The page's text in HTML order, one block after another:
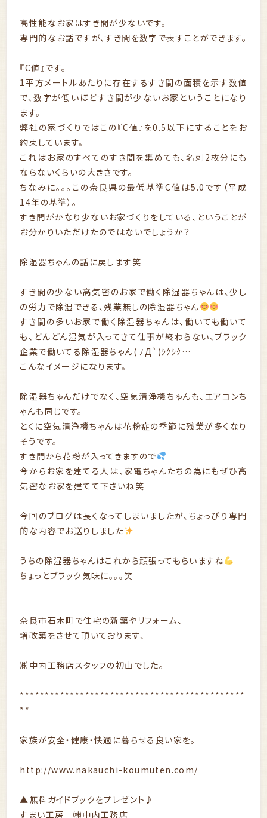
高性能なお家はすき間が少ないです。
専門的なお話ですが、すき間を数字で表すことができます。
『C値』です。
1平方メートルあたりに存在するすき間の面積を示す数値
で、数字が低いほどすき間が少ないお家ということになり
ます。
弊社の家づくりではこの『C値』を0.5以下にすることをお
約束しています。
これはお家のすべてのすき間を集めても、名刺2枚分にも
ならないくらいの大きさです。
ちなみに。。。この奈良県の最低基準C値は5.0です（平成
14年の基準）。
すき間がかなり少ないお家づくりをしている、ということが
お分かりいただけたのではないでしょうか？
除湿器ちゃんの話に戻します笑
すき間の少ない高気密のお家で働く除湿器ちゃんは、少し
の労力で除湿できる、残業無しの除湿器ちゃん
すき間の多いお家で働く除湿器ちゃんは、働いても働いて
も、どんどん湿気が入ってきて仕事が終わらない、ブラック
企業で働いてる除湿器ちゃん( ﾉД`)ｼｸｼｸ…
こんなイメージになります。
除湿器ちゃんだけでなく、空気清浄機ちゃんも、エアコンち
ゃんも同じです。
とくに空気清浄機ちゃんは花粉症の季節に残業が多くなり
そうです。
すき間から花粉が入ってきますので
今からお家を建てる人は、家電ちゃんたちの為にもぜひ高
気密なお家を建てて下さいね笑
今回のブログは長くなってしまいましたが、ちょっぴり専門
的な内容でお送りしました
うちの除湿器ちゃんはこれから頑張ってもらいますね
ちょっとブラック気味に。。。笑
奈良市石木町で住宅の新築やリフォーム、
増改築をさせて頂いております、
㈱中内工務店スタッフの初山でした。
*********************************************
**
家族が安全・健康・快適に暮らせる良い家を。
http://www.nakauchi-koumuten.com/
▲無料ガイドブックをプレゼント♪
すまい工房 ㈱中内工務店